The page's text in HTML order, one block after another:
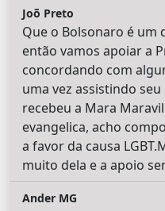
Joõ Preto
Que o Bolsonaro é um
então vamos apoiar a
concordando com
uma vez assistindo
recebeu a Mara
evangelica, acho
a favor da causa
muito dela e a apoio
Ander MG